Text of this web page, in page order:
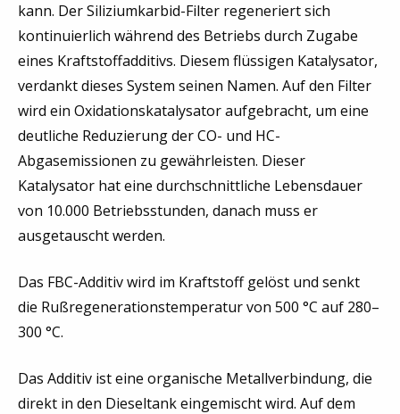
kann. Der Siliziumkarbid-Filter regeneriert sich
kontinuierlich während des Betriebs durch Zugabe
eines Kraftstoffadditivs. Diesem flüssigen Katalysator,
verdankt dieses System seinen Namen. Auf den Filter
wird ein Oxidationskatalysator aufgebracht, um eine
deutliche Reduzierung der CO- und HC-
Abgasemissionen zu gewährleisten. Dieser
Katalysator hat eine durchschnittliche Lebensdauer
von 10.000 Betriebsstunden, danach muss er
ausgetauscht werden.
Das FBC-Additiv wird im Kraftstoff gelöst und senkt
die Rußregenerationstemperatur von 500 °C auf 280–
300 °C.
Das Additiv ist eine organische Metallverbindung, die
direkt in den Dieseltank eingemischt wird. Auf dem